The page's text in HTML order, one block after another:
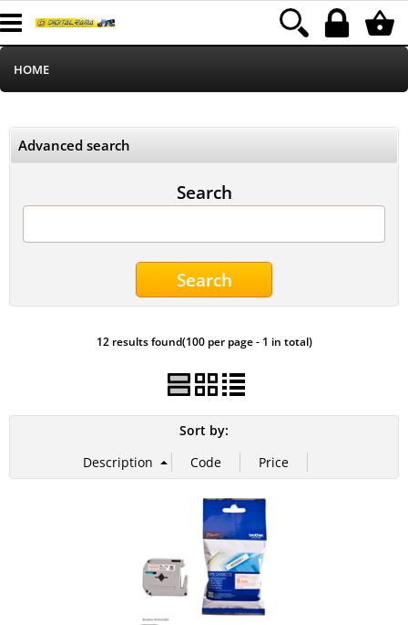
HOME
Telefonia
Stampa
Advanced search
Search
12 results found(100 per page - 1 in total)
Sort by: